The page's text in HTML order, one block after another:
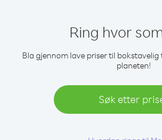
Ring hvor
Bla gjennom lave priser til
planeten!
Søk etter